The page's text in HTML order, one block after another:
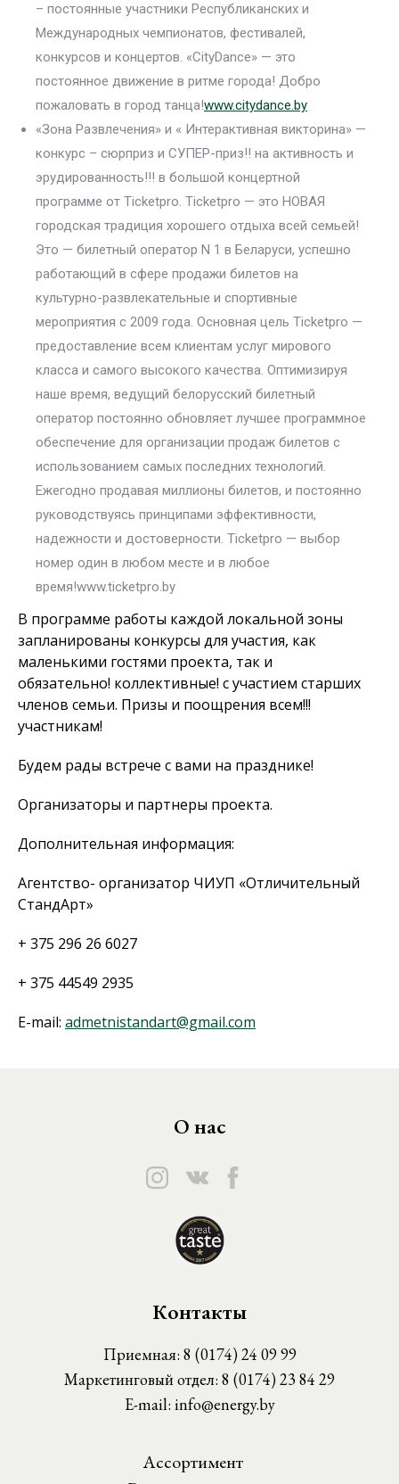
– постоянные участники Республиканских и
Международных чемпионатов, фестивалей,
конкурсов и концертов. «CityDance» — это
постоянное движение в ритме города! Добро
пожаловать в город танца!www.citydance.by
«Зона Развлечения» и « Интерактивная викторина» —
конкурс – сюрприз и СУПЕР-приз!! на активность и
эрудированность!!! в большой концертной
программе от Ticketpro. Ticketpro — это НОВАЯ
городская традиция хорошего отдыха всей семьей!
Это — билетный оператор N 1 в Беларуси, успешно
работающий в сфере продажи билетов на
культурно-развлекательные и спортивные
мероприятия с 2009 года. Основная цель Ticketpro —
предоставление всем клиентам услуг мирового
класса и самого высокого качества. Оптимизируя
наше время, ведущий белорусский билетный
оператор постоянно обновляет лучшее программное
обеспечение для организации продаж билетов с
использованием самых последних технологий.
Ежегодно продавая миллионы билетов, и постоянно
руководствуясь принципами эффективности,
надежности и достоверности. Ticketpro — выбор
номер один в любом месте и в любое
время!www.ticketpro.by
В программе работы каждой локальной зоны
запланированы конкурсы для участия, как
маленькими гостями проекта, так и
обязательно! коллективные! с участием старших
членов семьи. Призы и поощрения всем!!!
участникам!
Будем рады встрече с вами на празднике!
Организаторы и партнеры проекта.
Дополнительная информация:
Агентство- организатор ЧИУП «Отличительный
СтандАрт»
+ 375 296 26 6027
+ 375 44549 2935
E-mail: admetnistandart@gmail.com
О нас
Контакты
Приемная: 8 (0174) 24 09 99
Маркетинговый отдел: 8 (0174) 23 84 29
E-mail: info@energy.by
Ассортимент